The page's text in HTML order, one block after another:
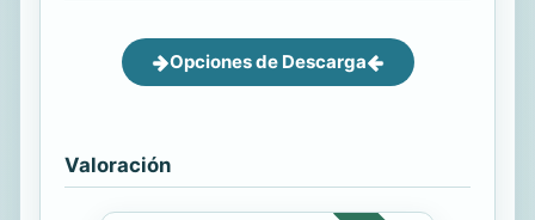
Opciones de Descarga
Valoración